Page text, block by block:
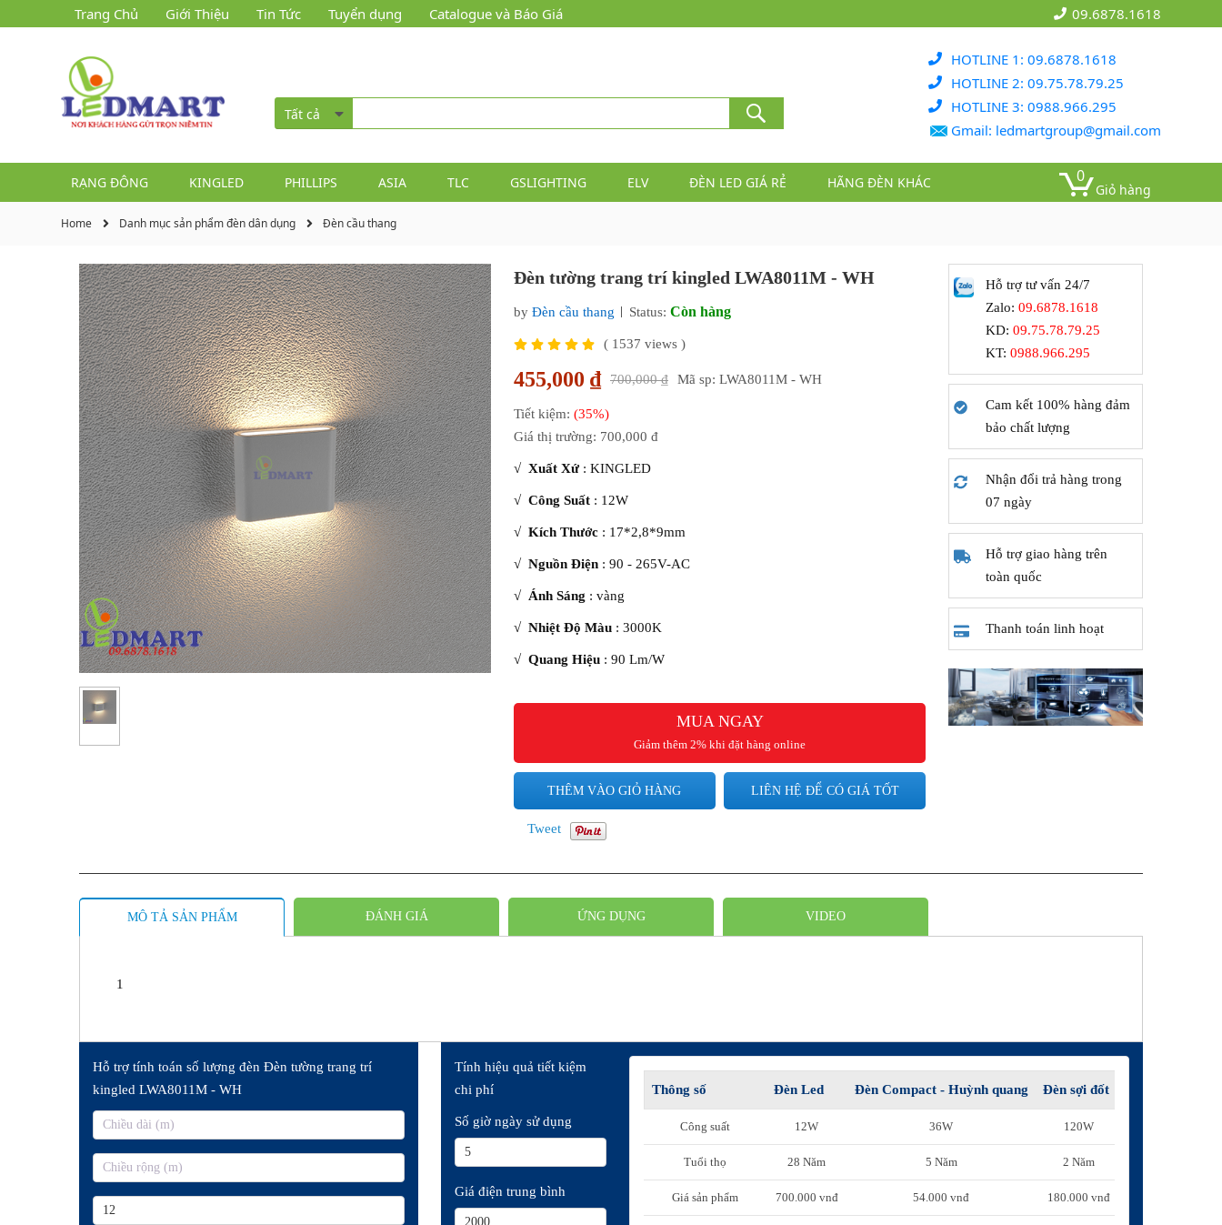
Trang Chủ Giới Thiệu Tin Tức Tuyển dụng Catalogue và Báo Giá 09.6878.1618
Tất cả
HOTLINE 1: 09.6878.1618
HOTLINE 2: 09.75.78.79.25
HOTLINE 3: 0988.966.295
Gmail: ledmartgroup@gmail.com
RẠNG ĐÔNG KINGLED PHILLIPS ASIA TLC GSLIGHTING ELV ĐÈN LED GIÁ RẺ HÃNG ĐÈN KHÁC 0
Giỏ hàng
Home Danh mục sản phẩm đèn dân dụng Đèn cầu thang
Đèn tường trang trí kingled LWA8011M - WH
by Đèn cầu thang Status: Còn hàng
( 1537 views )
455,000 ₫ 700,000 ₫ Mã sp: LWA8011M - WH
Tiết kiệm: (35%)
Giá thị trường: 700,000 đ
√ Xuất Xứ: KINGLED
√ Công Suất : 12W
√ Kích Thước : 17*2,8*9mm
√ Nguồn Điện : 90 - 265V-AC
√ Ánh Sáng : vàng
√ Nhiệt Độ Màu : 3000K
√ Quang Hiệu : 90 Lm/W
MUA NGAY
Giảm thêm 2% khi đặt hàng online
THÊM VÀO GIỎ HÀNG LIÊN HỆ ĐỂ CÓ GIÁ TỐT
Tweet
Hỗ trợ tư vấn 24/7
Zalo: 09.6878.1618
KD: 09.75.78.79.25
KT: 0988.966.295
Cam kết 100% hàng đảm
bảo chất lượng
Nhận đổi trả hàng trong
07 ngày
Hỗ trợ giao hàng trên
toàn quốc
Thanh toán linh hoạt
MÔ TẢ SẢN PHẨM ĐÁNH GIÁ ỨNG DỤNG VIDEO
1
Hỗ trợ tính toán số lượng đèn Đèn tường trang trí
kingled LWA8011M - WH
Tính hiệu quả tiết kiệm
chi phí
Số giờ ngày sử dụng
Giá điện trung bình
Thông số Đèn Led Đèn Compact - Huỳnh quang Đèn sợi đốt
Công suất
Tuổi thọ
Giá sản phẩm
12W
28 Năm
700.000 vnđ
36W
5 Năm
54.000 vnđ
120W
2 Năm
180.000 vnđ